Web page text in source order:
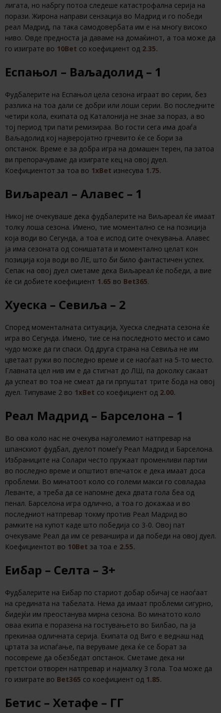
лигата, но набргу потоа следеше катастрофална серија на
порази. Жирона направи сензација во Мадрид и го победи
реал Мадрид, па така самодовербата им е на многу високо
ниво. Овде предноста ја даваме на домаќинот, а тоа може да
го изиграте во 10Bet со коефициент од 2.35.
Еспањол – Ваљадолид – 1
Фудбалерите на Еспањол цела сезона играат во серии, без
разлика на тоа дали се добри или лоши серии. Во последните
четири кола, екипата од Каталонија не знае за пораз, а во
тој период три пати ремизираа. Во гости сега има доаѓа
Ваљадолид кој најверојатно грчевито ќе се бори за
опстанок. Време е за добра игра на домашен терен, па затоа
ви препорачуваме да изиграте кец на овој дуел.
Коефициентот за тоа во 1хBet изнесува 1.75.
Виљареал – Алавес – 1
Никој не очекуваше дека фудбалерите на Виљареал ќе имаат
толку лоша сезона. Имено, тие моментално се на позиција
која води во Сегунда, а тоа е испод сите очекувања. Алавес
ја има сезоната од сонишатата и моментално целат кон
позиција која води во ЛЕ, што би било фантастичен успех.
Сепак на овој дуел сметаме дека Виљареал ќе победи, а вие
ќе си добиете коефициент 1.65 во Bet365.
Хуеска – Севиља – 2
Според моменталната ситуација, Хуеска следната сезона ќе
игра во Сегунда. Имено, тие се на последното место и само
чудо може да ги спаси. Од друга страна на Севиља не им
цветаат ружи во последно време и се наоѓаат на 5-то место.
Главната цел нив им е да стигнат до ЛШ, па доколку сакаат
да успеат во тоа не смеат да ги прпуштат трите бода на овој
дуел. Типуваме 2 во 1xBet со коефициент од 2.00.
Реал Мадрид – Барселона – 1
Во ова коло нас не очекува најголемиот натпревар на
шпанскиот фудбал, дуелот помеѓу Реал Мадрид и Барселона.
Избраниците на Солари често пружаат променливи партии
во последно време и општиот впечаток е дека имаат доса
проблеми. Во минатоот коло со големи макси го совладаа
Леванте, а треба да се напомне дека двата гола беа од
пенал. Барселона игра одлично, а тоа го докажаа и во
последниот натпревар токму против Реал Мадрид во
рамките на купот каде што победија со 3-0. Овој пат
очекуваме Реал да им се реваншира и да победи на овој дуел.
Коефициентот во 10Bet за тоа е 2.55.
Еибар – Селта – 3+
Фудбалерите на Еибар по стариот добар обичај се наоѓаат
на средината на табелата. Нема да имаат проблеми сигурно,
бидејќи им преостанува мирна сезона. Во минатото коло
оваа екипа е поразена на гостувањето во Билбао, па ја
прекинаа одличната серија. Екипата од Виго е веднаш над
цртата за испаѓање, па веруваме дека ќе се борат за
посовреме да обезбедат опстанок. Сметаме дека ни
претстои отворен натпревар и најмалку 3 гола. Тоа може да
го изиграте во Bet365 со коефициент од 1.85.
Бетис – Хетафе – ГГ